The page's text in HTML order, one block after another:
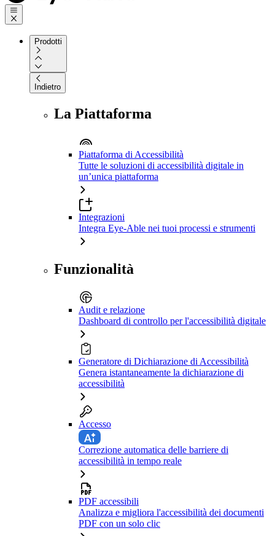
Prodotti
Indietro
La Piattaforma
Piattaforma di Accessibilità
Tutte le soluzioni di accessibilità digitale in
un’unica piattaforma
Integrazioni
Integra Eye-Able nei tuoi processi e strumenti
Funzionalità
Audit e relazione
Dashboard di controllo per l'accessibilità digitale
Generatore di Dichiarazione di Accessibilità
Genera istantaneamente la dichiarazione di
accessibilità
Accesso
Correzione automatica delle barriere di
accessibilità in tempo reale
PDF accessibili
Analizza e migliora l'accessibilità dei documenti
PDF con un solo clic